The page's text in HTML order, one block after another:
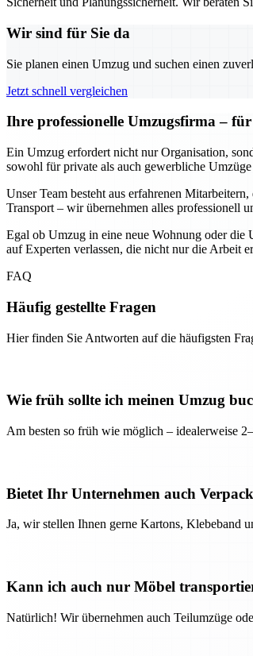
Wir sind für Sie da
Sie planen einen Umzug und suchen einen
Jetzt schnell vergleichen
Ihre professionelle Umzugsfirma –
Ein Umzug erfordert nicht nur Organisation,
sowohl für private als auch gewerbliche
Unser Team besteht aus erfahrenen
Transport – wir übernehmen alles professionell
Egal ob Umzug in eine neue Wohnung oder die
auf Experten verlassen, die nicht nur die Arbeit
FAQ
Häufig gestellte Fragen
Hier finden Sie Antworten auf die häufigsten
Wie früh sollte ich meinen Umzug
Am besten so früh wie möglich – idealerweise
Bietet Ihr Unternehmen auch
Ja, wir stellen Ihnen gerne Kartons, Klebeband
Kann ich auch nur Möbel
Natürlich! Wir übernehmen auch Teilumzüge